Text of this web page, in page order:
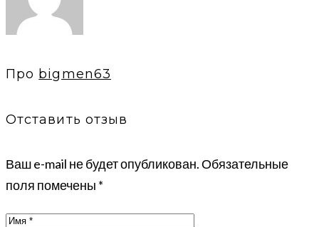
Про bigmen63
Отставить отзыв
Ваш e-mail не будет опубликован.Обязательные
поля помечены *